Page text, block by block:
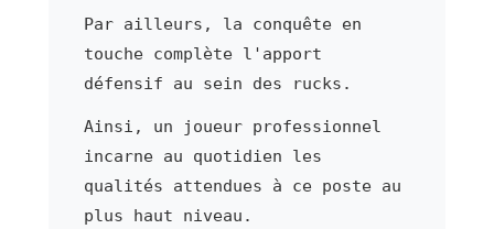
Par ailleurs, la conquête en
touche complète l'apport
défensif au sein des rucks.
Ainsi, un joueur professionnel
incarne au quotidien les
qualités attendues à ce poste au
plus haut niveau.